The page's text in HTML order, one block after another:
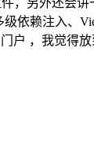
依赖注入、
户 ，我觉得